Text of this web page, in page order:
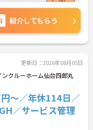
できます
っかりと
接のポイ
しており
紹介してもらう
更新日：2026年08月05日
クルーホーム仙台四郎丸
～／年休114日／
／サービス管理